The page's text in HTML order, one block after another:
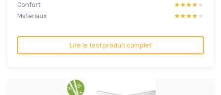
Confort
★★★★★
★★★★★
Materiaux
★★★★★
★★★★★
Lire le test produit complet